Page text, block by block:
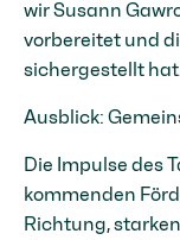
wir Susann
vorbereitet und
sichergestellt hat.
Ausblick:
Die Impulse des
kommenden
Richtung,